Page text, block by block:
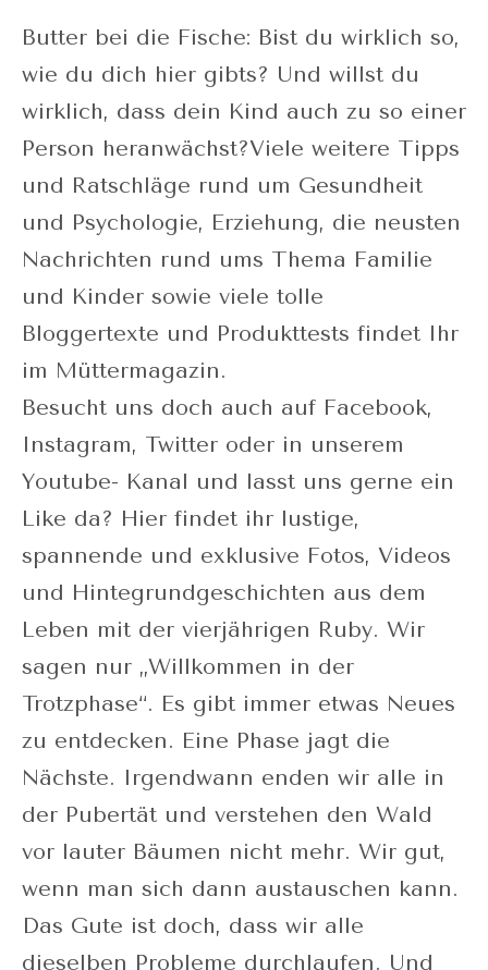
Butter bei die Fische: Bist du wirklich so,
wie du dich hier gibts? Und willst du
wirklich, dass dein Kind auch zu so einer
Person heranwächst?Viele weitere Tipps
und Ratschläge rund um Gesundheit
und Psychologie, Erziehung, die neusten
Nachrichten rund ums Thema Familie
und Kinder sowie viele tolle
Bloggertexte und Produkttests findet Ihr
im Müttermagazin.
Besucht uns doch auch auf Facebook,
Instagram, Twitter oder in unserem
Youtube- Kanal und lasst uns gerne ein
Like da? Hier findet ihr lustige,
spannende und exklusive Fotos, Videos
und Hintegrundgeschichten aus dem
Leben mit der vierjährigen Ruby. Wir
sagen nur „Willkommen in der
Trotzphase“. Es gibt immer etwas Neues
zu entdecken. Eine Phase jagt die
Nächste. Irgendwann enden wir alle in
der Pubertät und verstehen den Wald
vor lauter Bäumen nicht mehr. Wir gut,
wenn man sich dann austauschen kann.
Das Gute ist doch, dass wir alle
dieselben Probleme durchlaufen. Und